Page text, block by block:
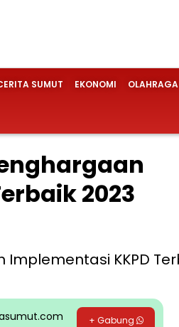
SUMUT EKONOMI OLAHRAGA
2023
+ Gabung